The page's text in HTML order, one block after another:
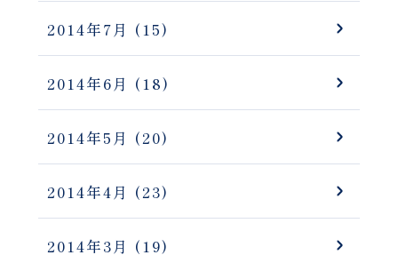
2014年7月 (15)
2014年6月 (18)
2014年5月 (20)
2014年4月 (23)
2014年3月 (19)